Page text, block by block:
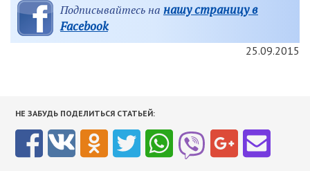
Подписывайтесь на нашу страницу в
Facebook
25.09.2015
НЕ ЗАБУДЬ ПОДЕЛИТЬСЯ СТАТЬЕЙ: